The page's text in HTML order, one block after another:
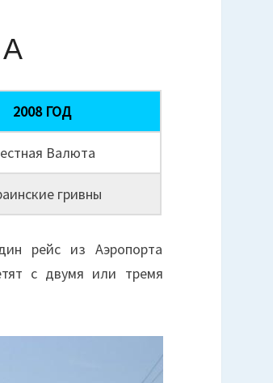
2008 ГОД
Валюта
гривны
рейс из Аэропорта
с двумя или тремя